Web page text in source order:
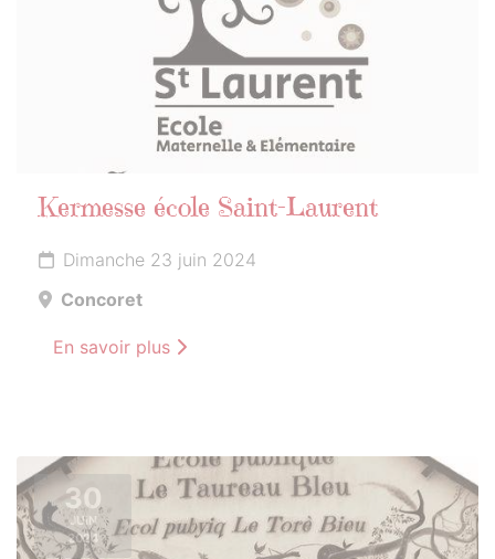
Kermesse école Saint-Laurent
Dimanche 23 juin 2024
Concoret
En savoir plus
30
JUIN
2024